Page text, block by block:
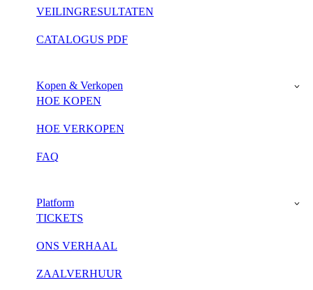
VEILINGRESULTATEN
CATALOGUS PDF
Kopen & Verkopen
HOE KOPEN
HOE VERKOPEN
FAQ
Platform
TICKETS
ONS VERHAAL
ZAALVERHUUR